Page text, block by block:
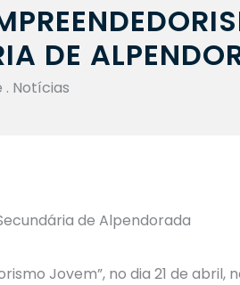
DE
. Notícias
Jovem”, no dia 21 de abril,